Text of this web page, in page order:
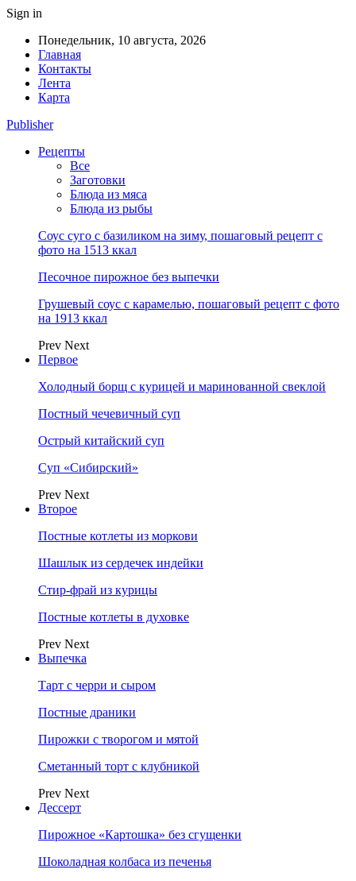
Sign in
Понедельник, 10 августа, 2026
Главная
Контакты
Лента
Карта
Publisher
Рецепты
Все
Заготовки
Блюда из мяса
Блюда из рыбы
Соус суго с базиликом на зиму, пошаговый рецепт с
фото на 1513 ккал
Песочное пирожное без выпечки
Грушевый соус с карамелью, пошаговый рецепт с фото
на 1913 ккал
Prev Next
Первое
Холодный борщ с курицей и маринованной свеклой
Постный чечевичный суп
Острый китайский суп
Суп «Сибирский»
Prev Next
Второе
Постные котлеты из моркови
Шашлык из сердечек индейки
Стир-фрай из курицы
Постные котлеты в духовке
Prev Next
Выпечка
Тарт с черри и сыром
Постные драники
Пирожки с творогом и мятой
Сметанный торт с клубникой
Prev Next
Дессерт
Пирожное «Картошка» без сгущенки
Шоколадная колбаса из печенья